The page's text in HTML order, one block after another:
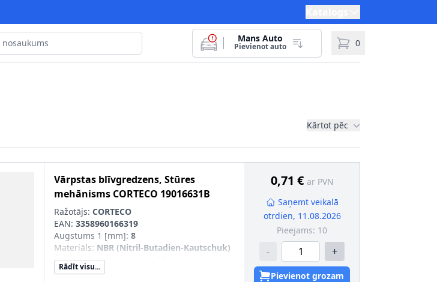
Mans Auto
Pievienot auto 0
Kārtot pēc
Vārpstas blīvgredzens, Stūres
mehānisms CORTECO 19016631B
Ražotājs: CORTECO
EAN: 3358960166319
Augstums 1 [mm]: 8
Materiāls: NBR (Nitril-Butadien-Kautschuk)
Ārējais diametrs 1 [mm]
Iekšējais diametrs 1 [mm]
Rādīt visu...
0,71 € ar PVN
Saņemt veikalā
otrdien, 11.08.2026
Pieejams: 10
- +
Pievienot grozam